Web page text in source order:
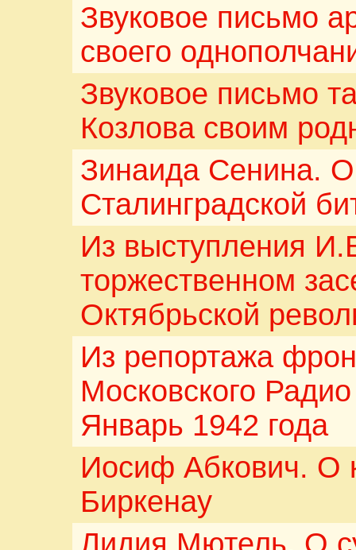
Звуковое письмо
своего
Звуковое письмо
Козлова своим
Зинаида Сенина.
Сталинградской
Из выступления
торжественном
Октябрьской
Из репортажа
Московского
Январь 1942 года
Иосиф Абкович. О
Биркенау